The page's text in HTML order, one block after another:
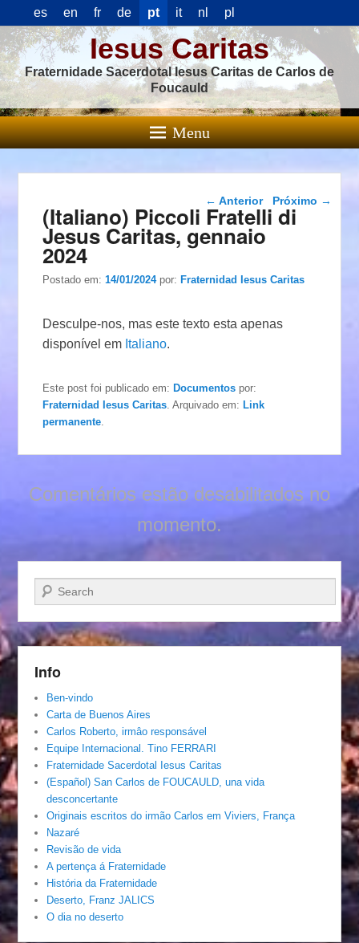
es en fr de pt it nl pl
Iesus Caritas
Fraternidade Sacerdotal Iesus Caritas de Carlos de
Foucauld
Menu
Navegação das
postagens
← Anterior Próximo →
(Italiano) Piccoli Fratelli di
Jesus Caritas, gennaio
2024
Postado em:14/01/2024 por:Fraternidad Iesus Caritas
Desculpe-nos, mas este texto esta apenas
disponível em Italiano.
Este post foi publicado em:Documentos por:
Fraternidad Iesus Caritas . Arquivado em:Link
permanente
Comentários estão desabilitados no
momento.
Pesquisar…
Info
Ben-vindo
Carta de Buenos Aires
Carlos Roberto, irmâo responsável
Equipe Internacional. Tino FERRARI
Fraternidade Sacerdotal Iesus Caritas
(Español) San Carlos de FOUCAULD, una vida
desconcertante
Originais escritos do irmão Carlos em Viviers, França
Nazaré
Revisão de vida
A pertença á Fraternidade
História da Fraternidade
Deserto, Franz JALICS
O dia no deserto